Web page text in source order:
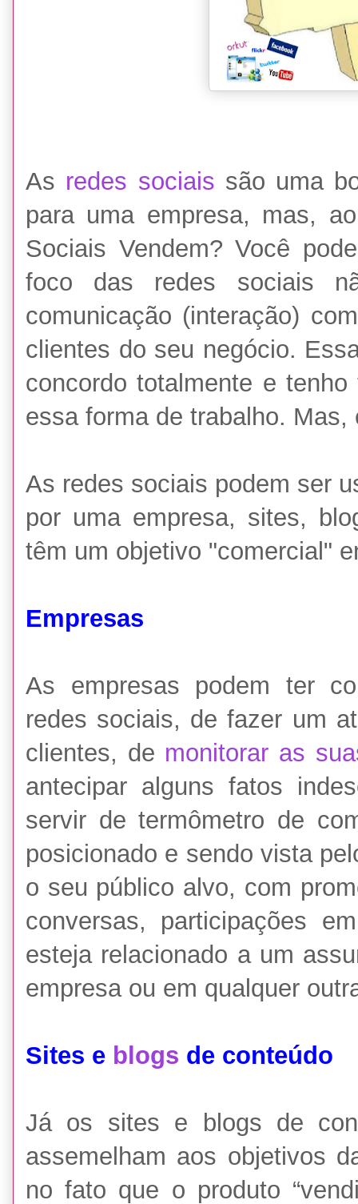
As redes sociais são uma
para uma empresa, mas,
Sociais Vendem? Você
foco das redes sociais
comunicação (interação)
clientes do seu negócio.
concordo totalmente e
essa forma de trabalho.
As redes sociais podem ser
por uma empresa, sites,
têm um objetivo "comercial"
Empresas
As empresas podem ter
redes sociais, de fazer um
clientes, de monitorar as
antecipar alguns fatos
servir de termômetro de
posicionado e sendo vista
o seu público alvo, com
conversas, participações
esteja relacionado a um
empresa ou em qualquer
Sites e blogs de conteúdo
Já os sites e blogs de
assemelham aos objetivos
no fato que o produto